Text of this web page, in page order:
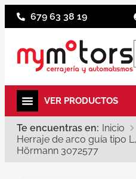
679 63 38 19
Te encuentras en: Inicio
Herraje de arco guía tipo
Hörmann 3072577